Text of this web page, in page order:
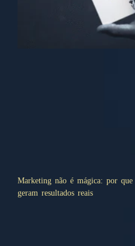
Marketing não é mágica: por que
geram resultados reais